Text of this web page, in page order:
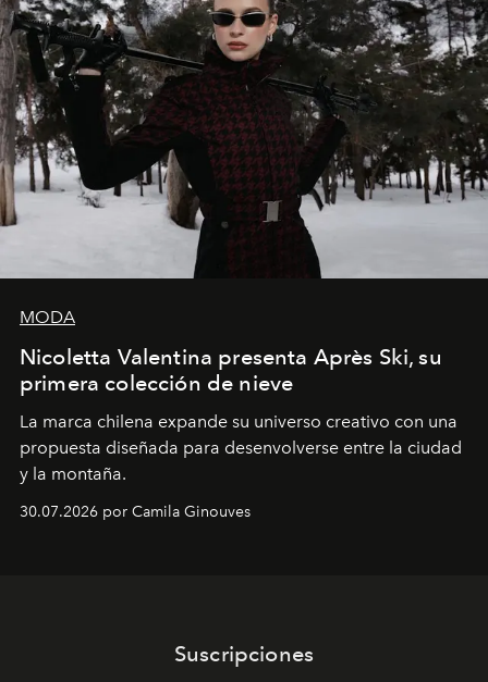
MODA
Nicoletta Valentina presenta Après Ski, su
primera colección de nieve
La marca chilena expande su universo creativo con una
propuesta diseñada para desenvolverse entre la ciudad
y la montaña.
30.07.2026 por Camila Ginouves
Suscripciones